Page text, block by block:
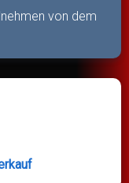
von dem